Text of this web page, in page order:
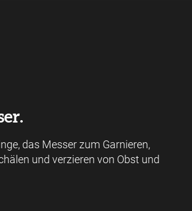
das Messer zum Garnieren,
und verzieren von Obst und